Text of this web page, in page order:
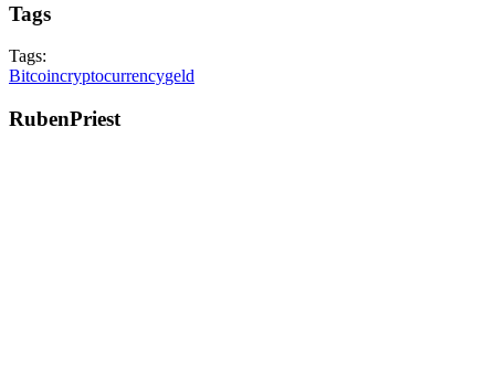
Tags
Tags:
Bitcoincryptocurrencygeld
RubenPriest